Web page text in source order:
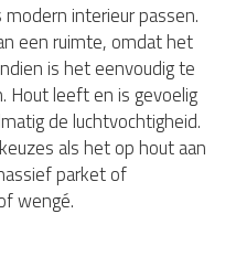
interieur passen.
een ruimte, omdat het
is het eenvoudig te
Hout leeft en is gevoelig
de luchtvochtigheid.
als het op hout aan
parket of
wengé.